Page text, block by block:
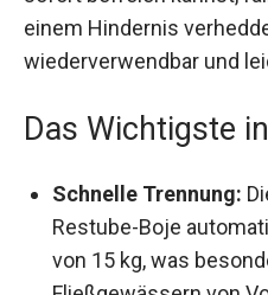
einem Hindernis
wiederverwendbar und
Das Wichtigste in
die Restube-Boje
Zugkraft von 15 kg,
schnellen